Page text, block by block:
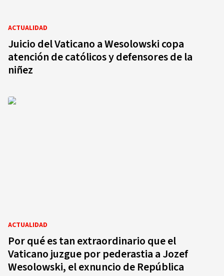
ACTUALIDAD
Juicio del Vaticano a Wesolowski copa
atención de católicos y defensores de la
niñez
ACTUALIDAD
Por qué es tan extraordinario que el
Vaticano juzgue por pederastia a Jozef
Wesolowski, el exnuncio de República